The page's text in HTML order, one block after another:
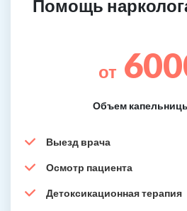
Помощь
от
Объем
Выезд врача
Осмотр пациента
Детоксикационная терапия